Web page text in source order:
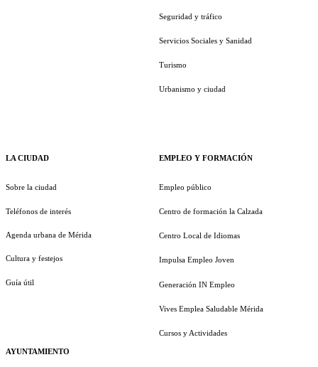
LA CIUDAD
Sobre la ciudad
Teléfonos de interés
Agenda urbana de Mérida
Cultura y festejos
Guía útil
AYUNTAMIENTO
Seguridad y tráfico
Servicios Sociales y Sanidad
Turismo
Urbanismo y ciudad
EMPLEO Y FORMACIÓN
Empleo público
Centro de formación la Calzada
Centro Local de Idiomas
Impulsa Empleo Joven
Generación IN Empleo
Vives Emplea Saludable Mérida
Cursos y Actividades